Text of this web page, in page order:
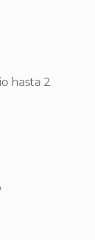
hasta 2